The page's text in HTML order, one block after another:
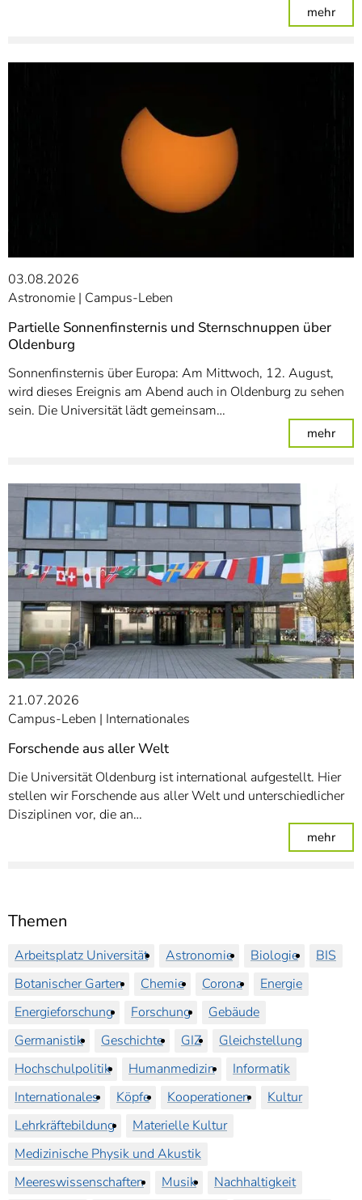
Themen
Arbeitsplatz Universität Astronomie Biologie
BIS
Botanischer Garten
Chemie Corona
Energie
Energieforschung
Forschung
Gebäude
Germanistik
Geschichte GIZ
Gleichstellung
Hochschulpolitik
Humanmedizin
Informatik
Internationales
Köpfe Kooperationen
Kultur
Lehrkräftebildung
Materielle Kultur
Medizinische Physik und Akustik
Meereswissenschaften
Musik
Nachhaltigkeit
mehr:
03.08.2026
Astronomie Campus-Leben
Partielle Sonnenfinsternis und Sternschnuppen über
Oldenburg
Sonnenfinsternis über Europa: Am Mittwoch, 12. August,
wird dieses Ereignis am Abend auch in Oldenburg zu sehen
sein. Die Universität lädt gemeinsam…
mehr:
21.07.2026
Campus-Leben
Internationales
Forschende aus aller Welt
Die Universität Oldenburg ist international aufgestellt. Hier
stellen wir Forschende aus aller Welt und unterschiedlicher
Disziplinen vor, die an…
mehr: